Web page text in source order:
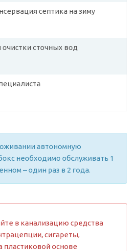
септика на зиму
сточных вод
автономную
необходимо обслуживать 1
– один раз в 2 года.
в канализацию средства
сигареты,
пластиковой основе